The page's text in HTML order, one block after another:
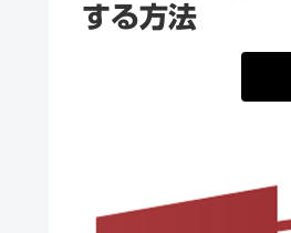
する方法